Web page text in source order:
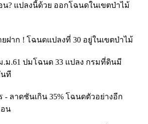
น? แปลงนี้ด้วย ออกโฉนดในเขตป่าไม้
ฝาก ! โฉนดแปลงที่ 30 อยู่ในเขตป่าไม้
.ม.61 ปมโฉนด 33 แปลง กรมที่ดินมี
ที
- ลาดชันเกิน 35% โฉนดตัวอย่างอีก
อน